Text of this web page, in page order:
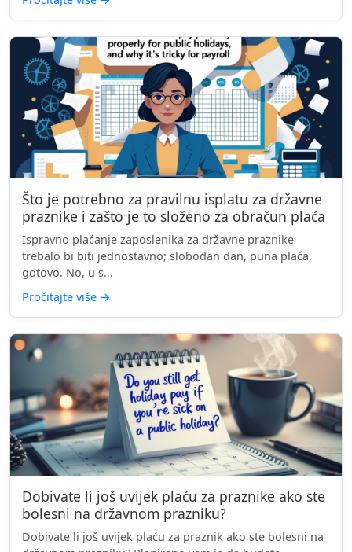
Što je potrebno za pravilnu isplatu za državne
praznike i zašto je to složeno za obračun plaća
Ispravno plaćanje zaposlenika za državne praznike
trebalo bi biti jednostavno; slobodan dan, puna plaća,
gotovo. No, u s...
Pročitajte više →
Dobivate li još uvijek plaću za praznike ako ste
bolesni na državnom prazniku?
Dobivate li još uvijek plaću za praznik ako ste bolesni na